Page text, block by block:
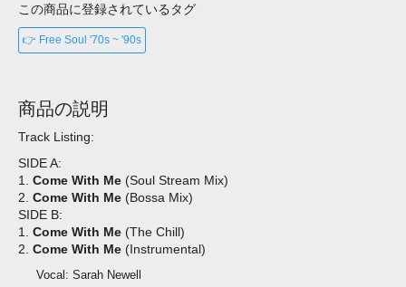
この商品に登録されているタグ
👉 Free Soul '70s ~ '90s
商品の説明
Track Listing:
SIDE A:
1. Come With Me (Soul Stream Mix)
2. Come With Me (Bossa Mix)
SIDE B:
1. Come With Me (The Chill)
2. Come With Me (Instrumental)
Vocal: Sarah Newell